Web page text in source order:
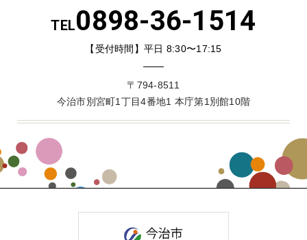
TEL0898-36-1514
【受付時間】平日 8:30〜17:15
〒794-8511
今治市別宮町1丁目4番地1 本庁第1別館10階